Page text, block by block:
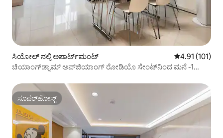
ಸಿಯೋಲ್ ನಲ್ಲಿ ಅಪಾರ್ಟ್‌ಮಂಟ್ 5 ರಲ್ಲಿ 4.91
4.91 (101)
ಚಿಯಾಂಗ್‌ಡ್ಯಾಮ್ ಅಪ್‌ಜಿಯಾಂಗ್ ರೋಡಿಯೊ ಸೇಂಟ್‌ನಿಂದ ಮನೆ -1
ಸೂಪರ್‌ಹೋಸ್ಟ್
ಸೂಪರ್‌ಹೋಸ್ಟ್